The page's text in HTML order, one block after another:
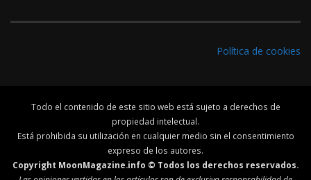
Política de cookies
Todo el contenido de este sitio web está sujeto a derechos de
propiedad intelectual.
Está prohibida su utilización en cualquier medio sin el consentimiento
expreso de los autores.
Copyright MoonMagazine.info © Todos los derechos reservados.